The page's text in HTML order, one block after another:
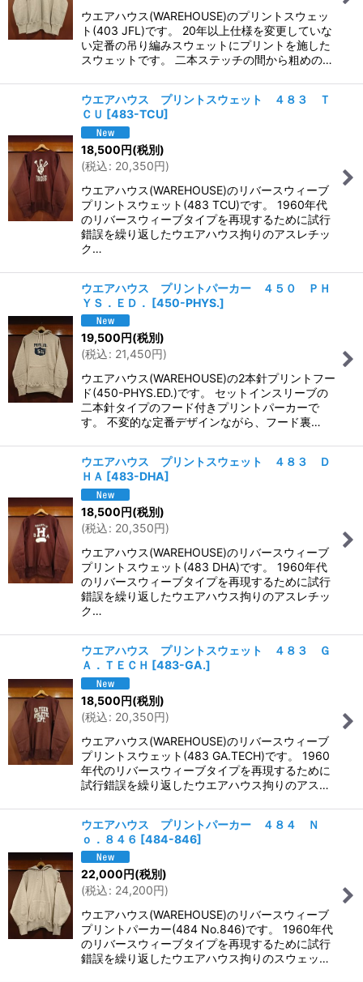
ウエアハウス(WAREHOUSE)のプリントスウェッ
ト(403 JFL)です。 20年以上仕様を変更していな
い定番の吊り編みスウェットにプリントを施した
スウェットです。 二本ステッチの間から粗めの…
ウエアハウス プリントスウェット ４８３ Ｔ
ＣＵ [483-TCU]
18,500円(税別)
(税込: 20,350円)
ウエアハウス(WAREHOUSE)のリバースウィーブ
プリントスウェット(483 TCU)です。 1960年代
のリバースウィーブタイプを再現するために試行
錯誤を繰り返したウエアハウス拘りのアスレチッ
ク…
ウエアハウス プリントパーカー ４５０ ＰＨ
ＹＳ．ＥＤ． [450-PHYS.]
19,500円(税別)
(税込: 21,450円)
ウエアハウス(WAREHOUSE)の2本針プリントフー
ド(450-PHYS.ED.)です。 セットインスリーブの
二本針タイプのフード付きプリントパーカーで
す。 不変的な定番デザインながら、フード裏…
ウエアハウス プリントスウェット ４８３ Ｄ
ＨＡ [483-DHA]
18,500円(税別)
(税込: 20,350円)
ウエアハウス(WAREHOUSE)のリバースウィーブ
プリントスウェット(483 DHA)です。 1960年代
のリバースウィーブタイプを再現するために試行
錯誤を繰り返したウエアハウス拘りのアスレチッ
ク…
ウエアハウス プリントスウェット ４８３ Ｇ
Ａ．ＴＥＣＨ [483-GA.]
18,500円(税別)
(税込: 20,350円)
ウエアハウス(WAREHOUSE)のリバースウィーブ
プリントスウェット(483 GA.TECH)です。 1960
年代のリバースウィーブタイプを再現するために
試行錯誤を繰り返したウエアハウス拘りのアス…
ウエアハウス プリントパーカー ４８４ Ｎ
ｏ．８４６ [484-846]
22,000円(税別)
(税込: 24,200円)
ウエアハウス(WAREHOUSE)のリバースウィーブ
プリントパーカー(484 No.846)です。 1960年代
のリバースウィーブタイプを再現するために試行
錯誤を繰り返したウエアハウス拘りのスウェッ…